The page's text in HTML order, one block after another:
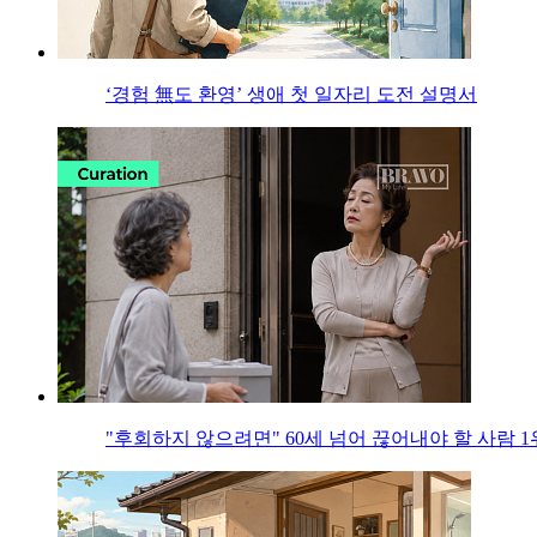
‘경험 無도 환영’ 생애 첫 일자리 도전 설명서
"후회하지 않으려면" 60세 넘어 끊어내야 할 사람 1